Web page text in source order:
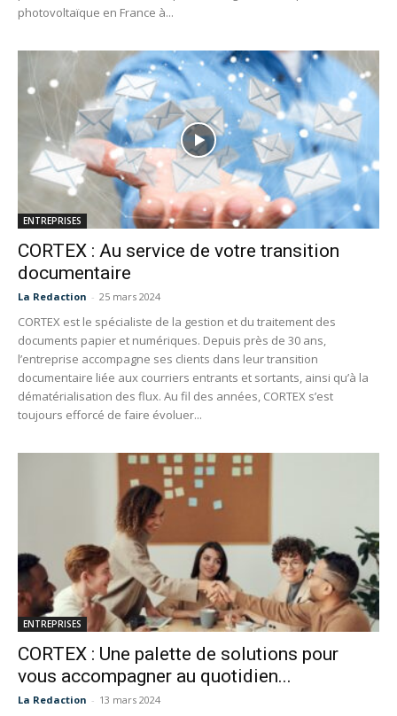
photovoltaïque en France à...
ENTREPRISES
CORTEX : Au service de votre transition
documentaire
La Redaction - 25 mars 2024
CORTEX est le spécialiste de la gestion et du traitement des
documents papier et numériques. Depuis près de 30 ans,
l’entreprise accompagne ses clients dans leur transition
documentaire liée aux courriers entrants et sortants, ainsi qu’à la
dématérialisation des flux. Au fil des années, CORTEX s’est
toujours efforcé de faire évoluer...
ENTREPRISES
CORTEX : Une palette de solutions pour
vous accompagner au quotidien...
La Redaction - 13 mars 2024